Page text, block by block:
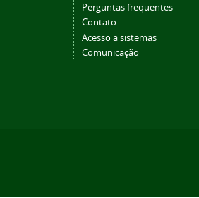
Perguntas frequentes
Contato
Acesso a sistemas
Comunicação